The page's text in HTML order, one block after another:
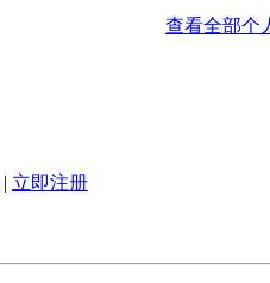
查看全部个
| 立即注册